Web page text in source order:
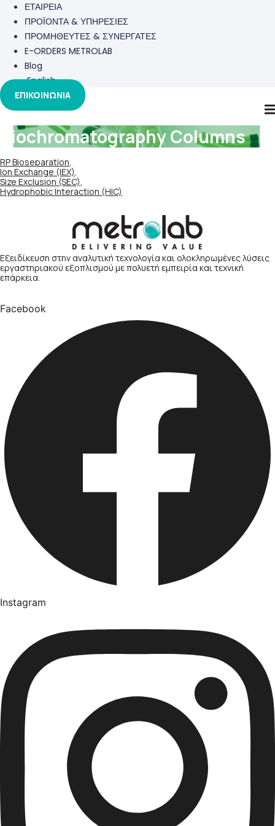
ΕΤΑΙΡΕΙΑ
ΠΡΟΪΟΝΤΑ & ΥΠΗΡΕΣΙΕΣ
ΠΡΟΜΗΘΕΥΤΕΣ & ΣΥΝΕΡΓΑΤΕΣ
E-ORDERS METROLAB
Blog
English
ΕΠΙΚΟΙΝΩΝΙΑ
Biochromatography Columns
RP Bioseparation,
Ion Exchange (IEX),
Size Exclusion (SEC),
Hydrophobic Interaction (HIC)
Εξειδίκευση στην αναλυτική τεχνολογία και ολοκληρωμένες λύσεις
εργαστηριακού εξοπλισμού με πολυετή εμπειρία και τεχνική
επάρκεια.
Facebook
Instagram